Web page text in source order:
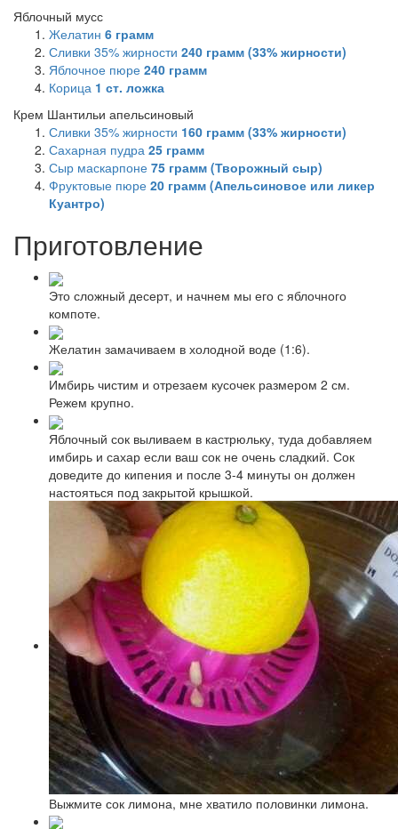
Яблочный мусс
Желатин 6 грамм
Сливки 35% жирности 240 грамм (33% жирности)
Яблочное пюре 240 грамм
Корица 1 ст. ложка
Крем Шантильи апельсиновый
Сливки 35% жирности 160 грамм (33% жирности)
Сахарная пудра 25 грамм
Сыр маскарпоне 75 грамм (Творожный сыр)
Фруктовые пюре 20 грамм (Апельсиновое или ликер
Куантро)
Приготовление
Это сложный десерт, и начнем мы его с яблочного
компоте.
Желатин замачиваем в холодной воде (1:6).
Имбирь чистим и отрезаем кусочек размером 2 см.
Режем крупно.
Яблочный сок выливаем в кастрюльку, туда добавляем
имбирь и сахар если ваш сок не очень сладкий. Сок
доведите до кипения и после 3-4 минуты он должен
настояться под закрытой крышкой.
Выжмите сок лимона, мне хватило половинки лимона.